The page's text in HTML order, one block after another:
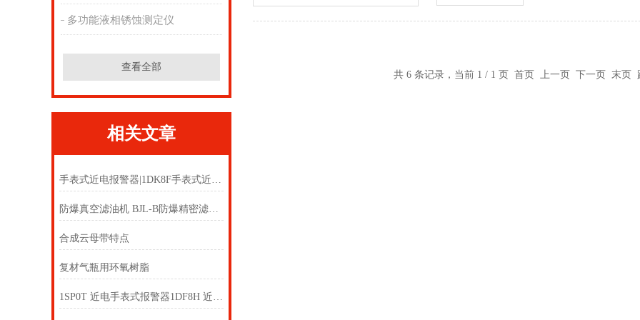
多功能液相锈蚀测定仪
查看全部
相关文章
手表式近电报警器|1DK8F手表式近电报警器1DK4N
防爆真空滤油机 BJL-B防爆精密滤油机 防爆滤油机
合成云母带特点
复材气瓶用环氧树脂
1SP0T 近电手表式报警器1DF8H 近电手表式报警器
共 6 条记录，当前 1 / 1 页 首页 上一页 下一页 末页